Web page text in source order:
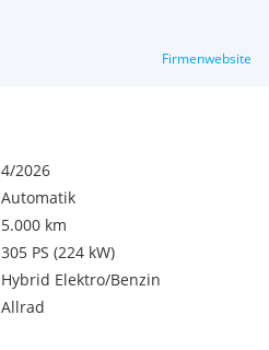
Firmenwebsite
4/2026
Automatik
5.000 km
305 PS (224 kW)
Hybrid Elektro/Benzin
Allrad